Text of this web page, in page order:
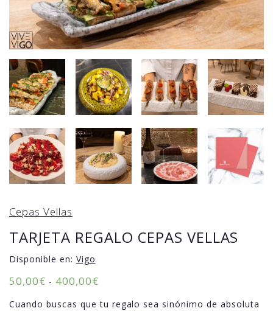
Cepas Vellas
TARJETA REGALO CEPAS VELLAS
Disponible en: Vigo
50,00€ - 400,00€
Cuando buscas que tu regalo sea sinónimo de absoluta